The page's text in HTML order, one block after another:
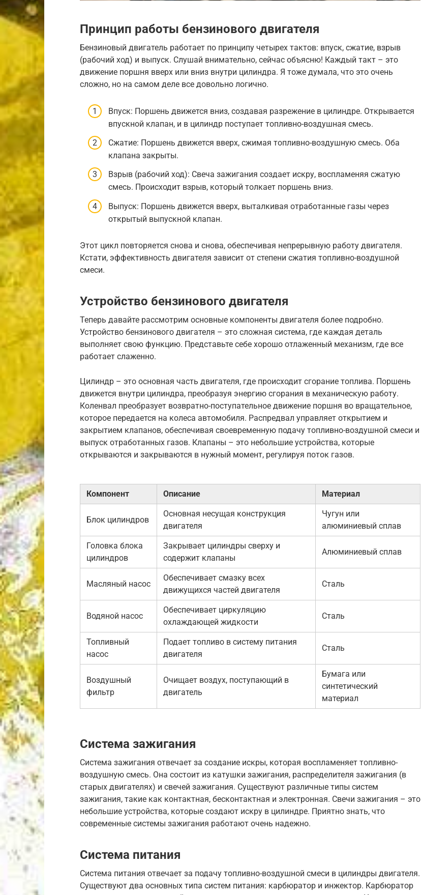
Принцип работы бензинового двигателя
Бензиновый двигатель работает по принципу четырех тактов: впуск, сжатие, взрыв
(рабочий ход) и выпуск. Слушай внимательно, сейчас объясню! Каждый такт – это
движение поршня вверх или вниз внутри цилиндра. Я тоже думала, что это очень
сложно, но на самом деле все довольно логично.
Впуск: Поршень движется вниз, создавая разрежение в цилиндре. Открывается
впускной клапан, и в цилиндр поступает топливно-воздушная смесь.
Сжатие: Поршень движется вверх, сжимая топливно-воздушную смесь. Оба
клапана закрыты.
Взрыв (рабочий ход): Свеча зажигания создает искру, воспламеняя сжатую
смесь. Происходит взрыв, который толкает поршень вниз.
Выпуск: Поршень движется вверх, выталкивая отработанные газы через
открытый выпускной клапан.
Этот цикл повторяется снова и снова, обеспечивая непрерывную работу двигателя.
Кстати, эффективность двигателя зависит от степени сжатия топливно-воздушной
смеси.
Устройство бензинового двигателя
Теперь давайте рассмотрим основные компоненты двигателя более подробно.
Устройство бензинового двигателя – это сложная система, где каждая деталь
выполняет свою функцию. Представьте себе хорошо отлаженный механизм, где все
работает слаженно.
Цилиндр – это основная часть двигателя, где происходит сгорание топлива. Поршень
движется внутри цилиндра, преобразуя энергию сгорания в механическую работу.
Коленвал преобразует возвратно-поступательное движение поршня во вращательное,
которое передается на колеса автомобиля. Распредвал управляет открытием и
закрытием клапанов, обеспечивая своевременную подачу топливно-воздушной смеси и
выпуск отработанных газов. Клапаны – это небольшие устройства, которые
открываются и закрываются в нужный момент, регулируя поток газов.
Компонент Описание Материал
Блок цилиндров
Основная несущая конструкция
двигателя
Чугун или
алюминиевый сплав
Головка блока
цилиндров
Закрывает цилиндры сверху и
содержит клапаны
Алюминиевый сплав
Масляный насос
Обеспечивает смазку всех
движущихся частей двигателя
Сталь
Водяной насос
Обеспечивает циркуляцию
охлаждающей жидкости
Сталь
Топливный
насос
Подает топливо в систему питания
двигателя
Сталь
Воздушный
фильтр
Очищает воздух, поступающий в
двигатель
Бумага или
синтетический
материал
Система зажигания
Система зажигания отвечает за создание искры, которая воспламеняет топливно-
воздушную смесь. Она состоит из катушки зажигания, распределителя зажигания (в
старых двигателях) и свечей зажигания. Существуют различные типы систем
зажигания, такие как контактная, бесконтактная и электронная. Свечи зажигания – это
небольшие устройства, которые создают искру в цилиндре. Приятно знать, что
современные системы зажигания работают очень надежно.
Система питания
Система питания отвечает за подачу топливно-воздушной смеси в цилиндры двигателя.
Существуют два основных типа систем питания: карбюратор и инжектор. Карбюратор